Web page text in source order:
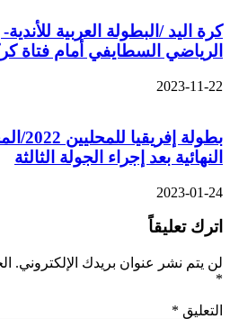
كرة اليد /البطولة العربية
الرياضي السطايفي أمام فتاة
2023-11-22
بطولة
النهائية بعد إجراء الجولة الثالثة
2023-01-24
اترك تعليقاً
لن يتم نشر عنوان بريدك الإلكتروني.
*
التعليق *